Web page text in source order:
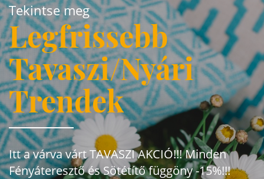
Tekintse meg
Legfrissebb
Tavaszi/Nyári
Trendek
Itt a várva várt TAVASZI AKCIÓ!!! Minden
Fényáteresztő és Sötétítő függöny -15%!!!